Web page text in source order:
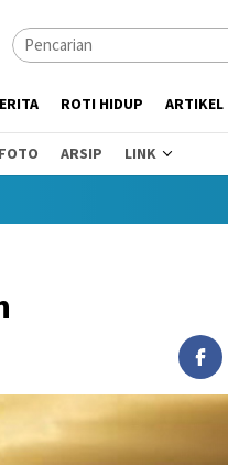
ROTI HIDUP ARTIKEL
ARSIP LINK